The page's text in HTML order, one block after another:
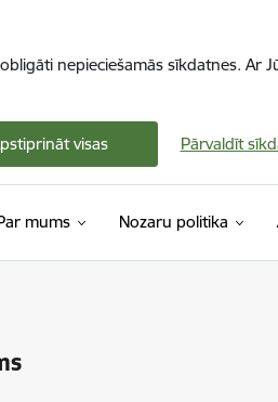
nepieciešamās sīkdatnes.
visas Pārvaldīt
mums Nozaru politika